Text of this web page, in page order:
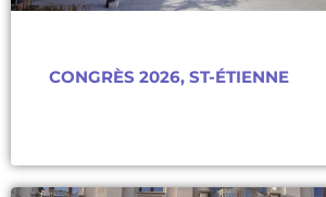
CONGRÈS 2026, ST-ÉTIENNE